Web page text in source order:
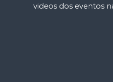
videos dos eventos